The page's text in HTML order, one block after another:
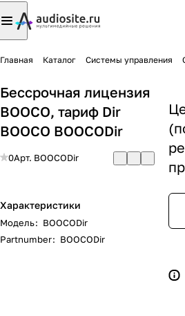
Главная Каталог Системы управления
Бессрочная лицензия
BOOCO, тариф Dir
BOOCO BOOCODir
0Арт. BOOCODir
Характеристики
Модель: BOOCODir
Partnumber: BOOCODir